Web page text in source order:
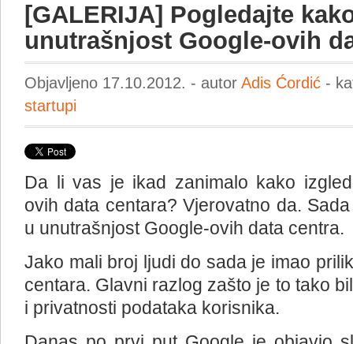
[GALERIJA] Pogledajte
unutrašnjost Google-ovih
Objavljeno 17.10.2012. - autor Adis Ćordić -
startupi
Da li vas je ikad zanimalo kako
ovih data centara? Vjerovatno da.
u unutrašnjost Google-ovih data centra.
Jako mali broj ljudi do sada je imao
centara. Glavni razlog zašto je to tako
i privatnosti podataka korisnika.